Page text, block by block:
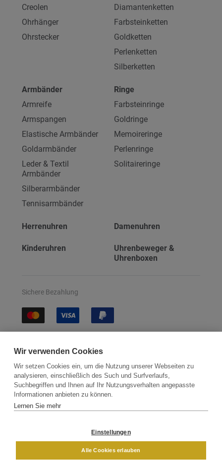
Creolen
Ohrhänger
Ohrstecker
Diamantenketten
Farbsteinketten
Goldketten
Perlenketten
Silberketten
Armbänder
Armreife
Armspangen
Elastische Armbänder
Goldarmbänder
Leder & Textil
Armbänder
Silberarmbänder
Tennisarmbänder
Ringe
Farbsteinringe
Goldringe
Memoireringe
Perlenringe
Solitaireringe
Herrenuhren Damenuhren
Kinderuhren
Uhrenbeweger &
Uhrenboxen
Sichere Bezahlung
Kontakt Newsletter Partner
Versand
DAMEN
Wir verwenden Cookies
Wir setzen Cookies ein, um die Nutzung unserer Webseiten zu
analysieren, einschließlich des Such und Surfverlaufs,
Suchbegriffen und Ihnen auf Ihr Nutzungsverhalten angepasste
Informationen anbieten zu können.
Lernen Sie mehr
Einstellungen
Alle Cookies erlauben